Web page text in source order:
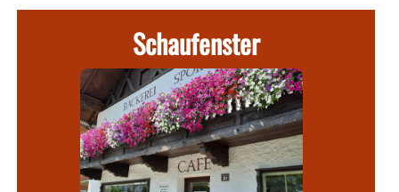
Schaufenster